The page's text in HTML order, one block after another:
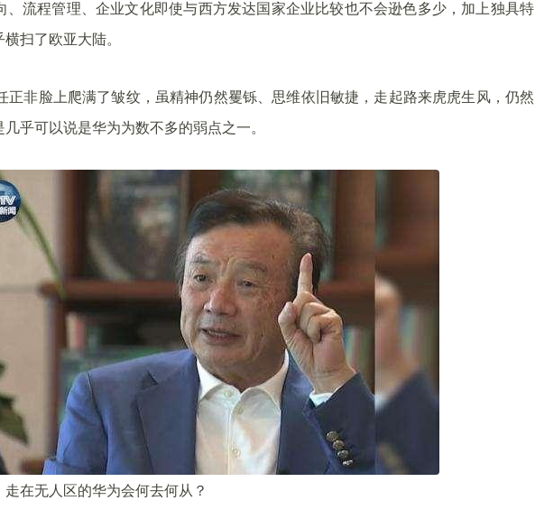
、流程管理、企业文化即使与西方发达国家企业比较也不会逊色多少，加上独具特
扫了欧亚大陆。
正非脸上爬满了皱纹，虽精神仍然矍铄、思维依旧敏捷，走起路来虎虎生风，仍然
乎可以说是华为为数不多的弱点之一。
在无人区的华为会何去何从？